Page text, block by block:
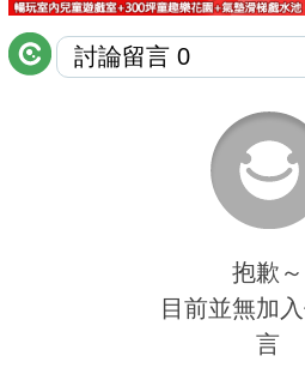
討論區
聯絡我們
抱歉～
目前並無加
言